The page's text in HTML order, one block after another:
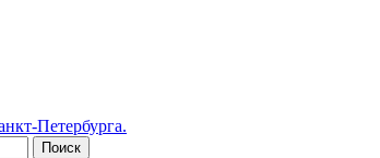
Петербурга.
Поиск